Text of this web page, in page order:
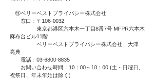
⑪ベリーベストプライバシー株式会社
窓口：〒106-0032
東京都港区六本木一丁目8番7号 MFPR六本木
麻布台ビル11階
ベリーベストプライバシー株式会社 大津
亮典
電話：03-6800-8835
お問い合わせ時間：10：00～18：00 (土・日曜日、
祝祭日、年末年始は除く)